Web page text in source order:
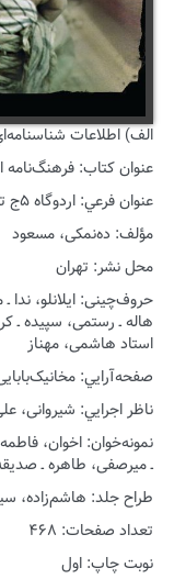
الف) اطلاعات
عنوان كتاب: فرهنگ‌نامه
عنوان فرعي: اردوگاه ۵ج تکریت «چهاردیواری»
مؤلف: ده‌نمکی، مسعود
محل نشر: تهران
حروف‌چینی: ایلانلو، ندا
هاله ـ رستمی، سپیده ـ
استاد هاشمی، مهناز
صفحه‌آرايي:
ناظر اجرايي: شیروانی،
نمونه‌خوان: اخوان، فاطمه
ـ میرصفی، طاهره ـ
طراح جلد: هاشم‌زاده،
تعداد صفحات: ۴۶۸
نوبت چاپ: اول